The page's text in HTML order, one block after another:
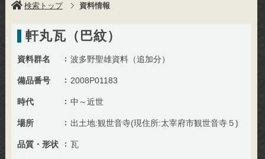
検索トップ 資料情報
軒丸瓦（巴紋）
資料群名 波多野聖雄資料（追加分）
備品番号 2008P01183
時代 中～近世
場所 出土地:観世音寺(現住所:太宰府市観世音寺５)
品質・形状 瓦